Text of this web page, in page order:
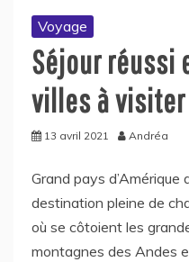
Voyage
Séjour réussi
villes à visiter
13 avril 2021 Andréa
Grand pays d’Amérique
destination pleine de
où se côtoient les
montagnes des Andes